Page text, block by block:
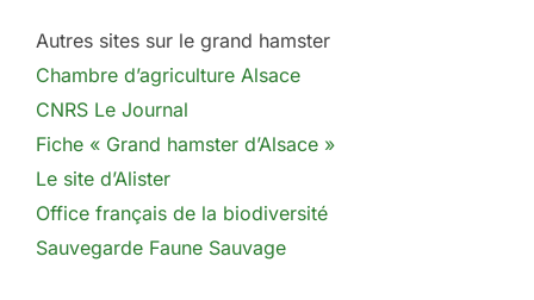
Autres sites sur le grand hamster
Chambre d’agriculture Alsace
CNRS Le Journal
Fiche « Grand hamster d’Alsace »
Le site d’Alister
Office français de la biodiversité
Sauvegarde Faune Sauvage